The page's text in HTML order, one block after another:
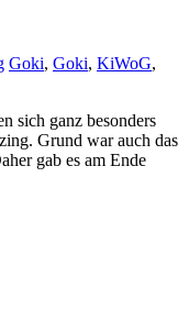
Goki, Goki, KiWoG,
sich ganz besonders
Grund war auch das
gab es am Ende